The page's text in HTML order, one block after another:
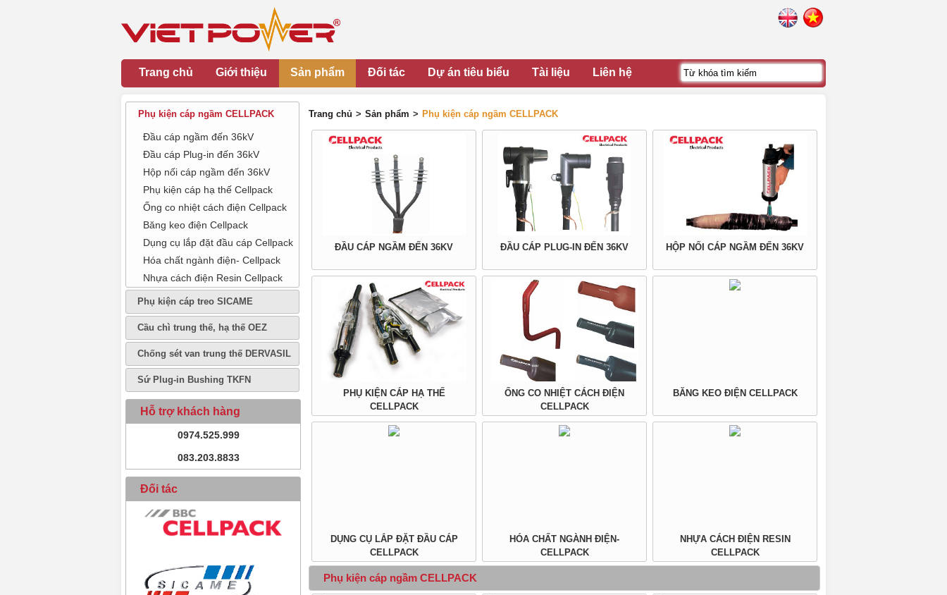
Trang chủ Giới thiệu Sản phẩm Đối tác Dự án tiêu biểu Tài liệu Liên hệ
Phụ kiện cáp ngầm CELLPACK
Đầu cáp ngầm đến 36kV
Đầu cáp Plug-in đến 36kV
Hộp nối cáp ngầm đến 36kV
Phụ kiện cáp hạ thế Cellpack
Ống co nhiệt cách điện Cellpack
Băng keo điện Cellpack
Dụng cụ lắp đặt đầu cáp Cellpack
Hóa chất ngành điện- Cellpack
Nhựa cách điện Resin Cellpack
Phụ kiện cáp treo SICAME
Cầu chì trung thế, hạ thế OEZ
Chống sét van trung thế DERVASIL
Sứ Plug-in Bushing TKFN
Hỗ trợ khách hàng
0974.525.999
083.203.8833
Đối tác
Trang chủ > Sản phẩm > Phụ kiện cáp ngầm CELLPACK
ĐẦU CÁP NGẦM ĐẾN 36KV ĐẦU CÁP PLUG-IN ĐẾN 36KV HỘP NỐI CÁP NGẦM ĐẾN 36KV
PHỤ KIỆN CÁP HẠ THẾ
CELLPACK
ỐNG CO NHIỆT CÁCH ĐIỆN
CELLPACK
BĂNG KEO ĐIỆN CELLPACK
DỤNG CỤ LẮP ĐẶT ĐẦU CÁP
CELLPACK
HÓA CHẤT NGÀNH ĐIỆN-
CELLPACK
NHỰA CÁCH ĐIỆN RESIN
CELLPACK
Phụ kiện cáp ngầm CELLPACK